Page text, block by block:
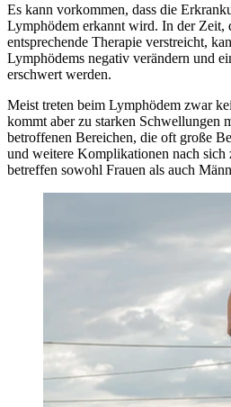
Es kann vorkommen, dass die
Lymphödem erkannt wird. In der Zeit,
entsprechende Therapie verstreicht,
Lymphödems negativ verändern und
erschwert werden.
Meist treten beim Lymphödem zwar
kommt aber zu starken Schwellungen
betroffenen Bereichen, die oft große
und weitere Komplikationen nach sich
betreffen sowohl Frauen als auch